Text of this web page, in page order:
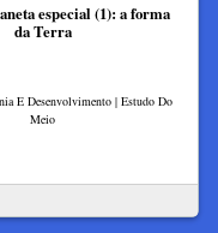
especial (1): a forma
da Terra
E Desenvolvimento | Estudo Do
Meio